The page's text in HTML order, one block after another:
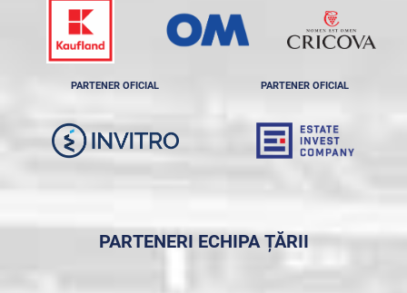
PARTENER OFICIAL PARTENER OFICIAL
PARTENERI ECHIPA ȚĂRII